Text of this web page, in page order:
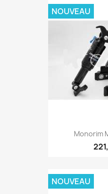
Monorim
NOUVEAU
NOUVEAU